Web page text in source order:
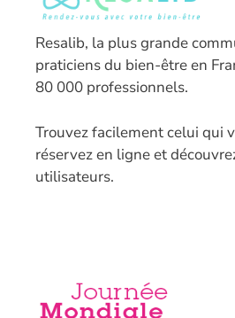
Resalib, la plus grande
praticiens du bien-être en
80 000 professionnels.
Trouvez facilement celui qui
réservez en ligne et
utilisateurs.